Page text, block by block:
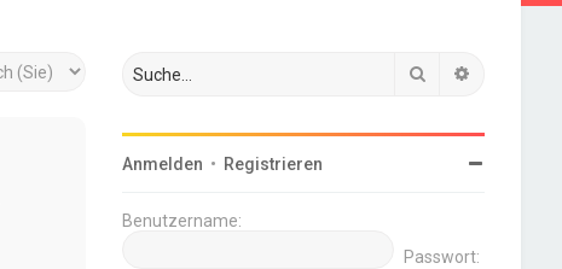
Suche
Anmelden • Registrieren
Benutzername:
Passwort: